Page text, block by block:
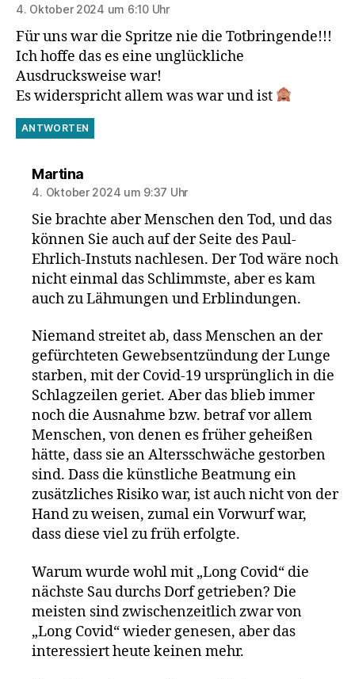
4. Oktober 2024 um 6:10 Uhr
Für uns war die Spritze nie die Totbringende!!!
Ich hoffe das es eine unglückliche
Ausdrucksweise war!
Es widerspricht allem was war und ist
ANTWORTEN
Martinasagt:
4. Oktober 2024 um 9:37 Uhr
Sie brachte aber Menschen den Tod, und das
können Sie auch auf der Seite des Paul-
Ehrlich-Instuts nachlesen. Der Tod wäre noch
nicht einmal das Schlimmste, aber es kam
auch zu Lähmungen und Erblindungen.
Niemand streitet ab, dass Menschen an der
gefürchteten Gewebsentzündung der Lunge
starben, mit der Covid-19 ursprünglich in die
Schlagzeilen geriet. Aber das blieb immer
noch die Ausnahme bzw. betraf vor allem
Menschen, von denen es früher geheißen
hätte, dass sie an Altersschwäche gestorben
sind. Dass die künstliche Beatmung ein
zusätzliches Risiko war, ist auch nicht von der
Hand zu weisen, zumal ein Vorwurf war,
dass diese viel zu früh erfolgte.
Warum wurde wohl mit „Long Covid“ die
nächste Sau durchs Dorf getrieben? Die
meisten sind zwischenzeitlich zwar von
„Long Covid“ wieder genesen, aber das
interessiert heute keinen mehr.